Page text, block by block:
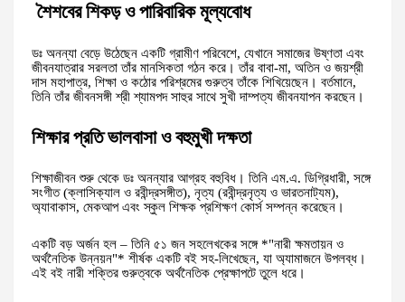
শৈশবের শিকড় ও পারিবারিক মূল্যবোধ
ডঃ অনন্যা বেড়ে উঠেছেন একটি গ্রামীণ পরিবেশে, যেখানে সমাজের উষ্ণতা এবং
জীবনযাত্রার সরলতা তাঁর মানসিকতা গঠন করে। তাঁর বাবা-মা, অতিন ও জয়শ্রী
দাস মহাপাত্র, শিক্ষা ও কঠোর পরিশ্রমের গুরুত্ব তাঁকে শিখিয়েছেন। বর্তমানে,
তিনি তাঁর জীবনসঙ্গী শ্রী শ্যামপদ সাহুর সাথে সুখী দাম্পত্য জীবনযাপন করছেন।
শিক্ষার প্রতি ভালবাসা ও বহুমুখী দক্ষতা
শিক্ষাজীবন শুরু থেকে ডঃ অনন্যার আগ্রহ বহুবিধ। তিনি এম.এ. ডিগ্রিধারী, সঙ্গে
সংগীত (ক্লাসিক্যাল ও রবীন্দ্রসঙ্গীত), নৃত্য (রবীন্দ্রনৃত্য ও ভারতনাট্যম),
অ্যাবাকাস, মেকআপ এবং স্কুল শিক্ষক প্রশিক্ষণ কোর্স সম্পন্ন করেছেন।
একটি বড় অর্জন হল – তিনি ৫১ জন সহলেখকের সঙ্গে *"নারী ক্ষমতায়ন ও
অর্থনৈতিক উন্নয়ন"* শীর্ষক একটি বই সহ-লিখেছেন, যা অ্যামাজনে উপলব্ধ।
এই বই নারী শক্তির গুরুত্বকে অর্থনৈতিক প্রেক্ষাপটে তুলে ধরে।